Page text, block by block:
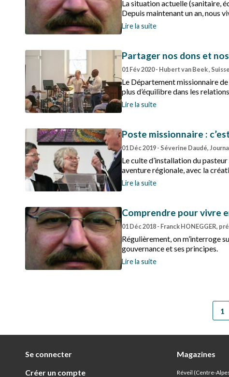
La situation actuelle (sanitaire,
Depuis maintenant un an, nous
nous ne pouvions alors imaginer.
Lire la suite
Partager nos dons et
01 Fév 2020- Hubert van Beek , Suisse
Le Département missionnaire
plus d’équilibre dans les
Lire la suite
Poste missionnaire :
01 Déc 2019- Séverine Daudé,
Le culte d’installation du
aventure régionale, avec la
Lire la suite
Comprendre pour vivre
01 Déc 2018- Franck HONEGGER,
Régulièrement, on m’interroge
gouvernance et ses principes.
Lire la suite
1
Se connecter
Créer un compte
Magazines
Réveil (Centre-